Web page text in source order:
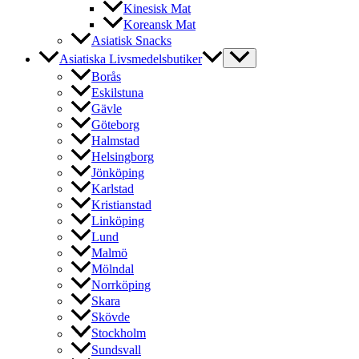
Kinesisk Mat
Koreansk Mat
Asiatisk Snacks
Asiatiska Livsmedelsbutiker
Borås
Eskilstuna
Gävle
Göteborg
Halmstad
Helsingborg
Jönköping
Karlstad
Kristianstad
Linköping
Lund
Malmö
Mölndal
Norrköping
Skara
Skövde
Stockholm
Sundsvall